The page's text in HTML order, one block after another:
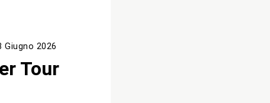
Giugno 2026
Tour